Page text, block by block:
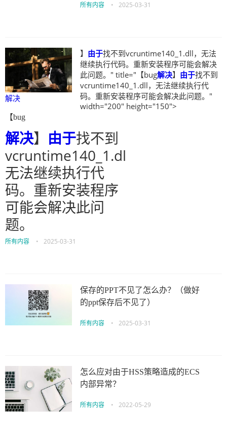
所有内容 • 2025-03-31
解决
】 由于找不到vcruntime140_1.dll，无法
继续执行代码。重新安装程序可能会解决
此问题。" title="【bug解决】 由于找不到
vcruntime140_1.dll，无法继续执行代
码。重新安装程序可能会解决此问题。"
width="200" height="150">
【bug
解决】 由于找不到
vcruntime140_1.dll，
无法继续执行代
码。重新安装程序
可能会解决此问
题。
所有内容 • 2025-03-31
保存的PPT不见了怎么办？（做好
的ppt保存后不见了）
所有内容 • 2025-03-31
怎么应对由于HSS策略造成的ECS
内部异常？
所有内容 • 2022-05-29